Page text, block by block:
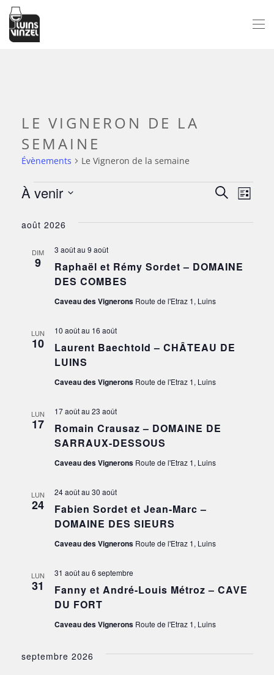
Passer au contenu principal
LE VIGNERON DE LA
SEMAINE
Évènements Le Vigneron de la semaine
ÉVÈNEMENTS
ET
DE
VUES
Recherche
Liste
À venir
une
août 2026
DIM
9
Raphaël et Rémy Sordet – DOMAINE
DES COMBES
3 aoûtau 9 août
Caveau des Vignerons Route de l'Etraz 1, Luins
LUN
10
Laurent Baechtold – CHÂTEAU DE
LUINS
10 aoûtau 16 août
Caveau des Vignerons Route de l'Etraz 1, Luins
LUN
17
Romain Crausaz – DOMAINE DE
SARRAUX-DESSOUS
17 aoûtau 23 août
Caveau des Vignerons Route de l'Etraz 1, Luins
LUN
24
Fabien Sordet et Jean-Marc –
DOMAINE DES SIEURS
24 aoûtau 30 août
Caveau des Vignerons Route de l'Etraz 1, Luins
LUN
31
Fanny et André-Louis Métroz – CAVE
DU FORT
31 aoûtau 6 septembre
Caveau des Vignerons Route de l'Etraz 1, Luins
septembre 2026